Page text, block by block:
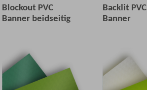
Blockout PVC
Banner beidseitig
Backlit PVC
Banner